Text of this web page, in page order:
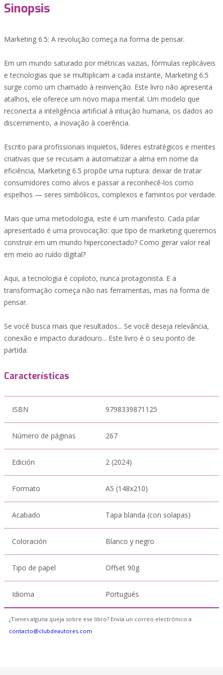
Sinopsis
Marketing 6.5: A revolução começa na forma de pensar.
Em um mundo saturado por métricas vazias, fórmulas replicáveis
e tecnologias que se multiplicam a cada instante, Marketing 6.5
surge como um chamado à reinvenção. Este livro não apresenta
atalhos, ele oferece um novo mapa mental. Um modelo que
reconecta a inteligência artificial à intuição humana, os dados ao
discernimento, a inovação à coerência.
Escrito para profissionais inquietos, líderes estratégicos e mentes
criativas que se recusam a automatizar a alma em nome da
eficiência, Marketing 6.5 propõe uma ruptura: deixar de tratar
consumidores como alvos e passar a reconhecê-los como
espelhos — seres simbólicos, complexos e famintos por verdade.
Mais que uma metodologia, este é um manifesto. Cada pilar
apresentado é uma provocação: que tipo de marketing queremos
construir em um mundo hiperconectado? Como gerar valor real
em meio ao ruído digital?
Aqui, a tecnologia é copiloto, nunca protagonista. E a
transformação começa não nas ferramentas, mas na forma de
pensar.
Se você busca mais que resultados... Se você deseja relevância,
conexão e impacto duradouro... Este livro é o seu ponto de
partida.
Características
ISBN 9798339871125
Número de páginas 267
Edición 2 (2024)
Formato A5 (148x210)
Acabado Tapa blanda (con solapas)
Coloración Blanco y negro
Tipo de papel Offset 90g
Idioma Portugués
¿Tienes alguna queja sobre ese libro? Envía un correo electrónico a
contacto@clubdeautores.com